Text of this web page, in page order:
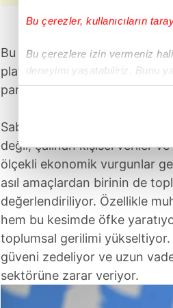
Bu çerezler, kullanıcıların
Bu çerezlere izin vermeniz
deneyimi yaşatabiliriz. Bunu
içerikleri sunabilmek adına
Sizlere daha iyi bir hizmet
çerezler vasıtasıyla çeşitli
amacıyla kullanılmaktadır.
reklam/pazarlama
Çerezlere ilişkin tercihlerinizi
butonuna tıklayabilir,
Çerez
6698 sayılı Kişisel Verilerin
Bu dolandırıcılık ağları
platformlarına yönlendirme
para yatırdıktan sonra bir
Sabah'tan Metin Can'ın
değil; çalınan kişisel veriler
ölçekli ekonomik vurgunlar
asıl amaçlardan birinin de
değerlendiriliyor. Özellikle
hem bu kesimde öfke
toplumsal gerilimi
güveni zedeliyor ve uzun
sektörüne zarar veriyor.